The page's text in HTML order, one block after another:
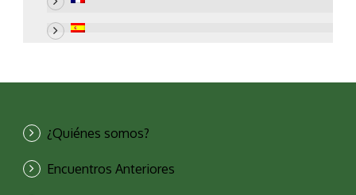
¿Quiénes somos?
Encuentros Anteriores